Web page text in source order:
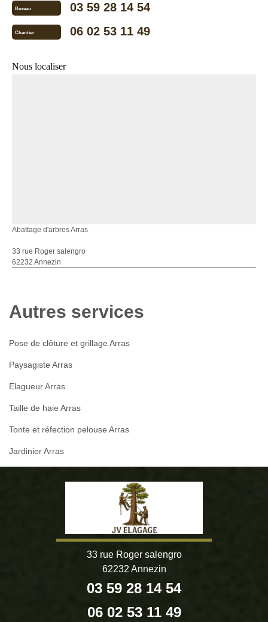
Bureau 03 59 28 14 54
Chantier 06 02 53 11 49
Nous localiser
Abattage d'arbres Arras
33 rue Roger salengro
62232 Annezin
Autres services
Pose de clôture et grillage Arras
Paysagiste Arras
Elagueur Arras
Taille de haie Arras
Tonte et réfection pelouse Arras
Jardinier Arras
33 rue Roger salengro
62232 Annezin
03 59 28 14 54
06 02 53 11 49